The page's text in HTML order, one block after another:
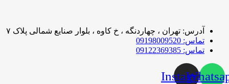
آدرس: تهران ، چهاردنگه ، خ کاوه ، بلوار صنایع شمالی پلاک ۷
تماس: 09198009520
تماس: 09122369385
Instagram